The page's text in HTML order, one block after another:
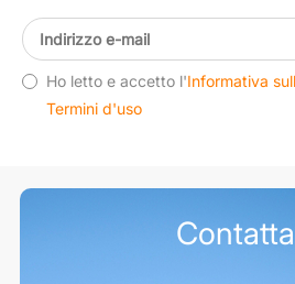
Ho letto e accetto l'Informativa
Termini d'uso